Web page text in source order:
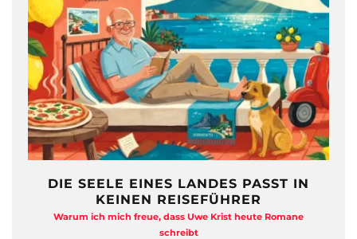
DIE SEELE EINES LANDES PASST IN
KEINEN REISEFÜHRER
Warum ich mich freue, dass Uwe Krist heute Romane
schreibt